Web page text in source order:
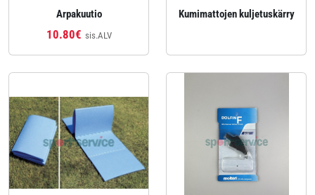
Arpakuutio
10.80€ sis.ALV
Kumimattojen kuljetuskärry